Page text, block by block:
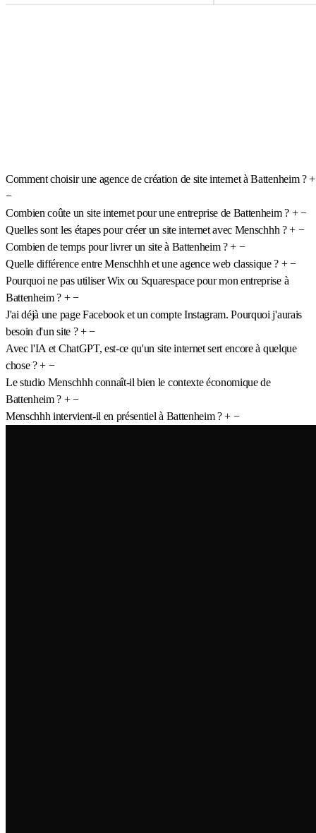
Comment choisir une agence de création de site internet à Battenheim ? +
−
Combien coûte un site internet pour une entreprise de Battenheim ? + −
Quelles sont les étapes pour créer un site internet avec Menschhh ? + −
Combien de temps pour livrer un site à Battenheim ? + −
Quelle différence entre Menschhh et une agence web classique ? + −
Pourquoi ne pas utiliser Wix ou Squarespace pour mon entreprise à
Battenheim ? + −
J'ai déjà une page Facebook et un compte Instagram. Pourquoi j'aurais
besoin d'un site ? + −
Avec l'IA et ChatGPT, est-ce qu'un site internet sert encore à quelque
chose ? + −
Le studio Menschhh connaît-il bien le contexte économique de
Battenheim ? + −
Menschhh intervient-il en présentiel à Battenheim ? + −